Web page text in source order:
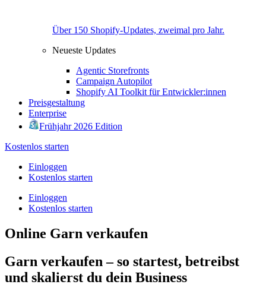
Über 150 Shopify-Updates, zweimal pro Jahr.
Neueste Updates
Agentic Storefronts
Campaign Autopilot
Shopify AI Toolkit für Entwickler:innen
Preisgestaltung
Enterprise
Frühjahr 2026 Edition
Kostenlos starten
Einloggen
Kostenlos starten
Einloggen
Kostenlos starten
Online Garn verkaufen
Garn verkaufen – so startest, betreibst
und skalierst du dein Business